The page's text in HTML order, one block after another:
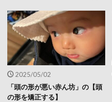
2025/05/02
「頭の形が悪い赤ん坊」の【頭
の形を矯正する】